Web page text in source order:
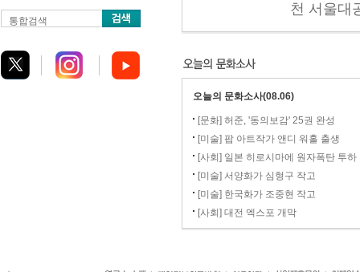
통합검색
천 서울대
오늘의 문화소사(08.06)
[문화] 허준, '동의보감' 25권 완성
[미술] 팝 아트작가 앤디 워홀 출생
[사회] 일본 히로시마에 원자폭탄 투하
[미술] 서양화가 심형구 작고
[미술] 한국화가 조중현 작고
[사회] 대전 엑스포 개막